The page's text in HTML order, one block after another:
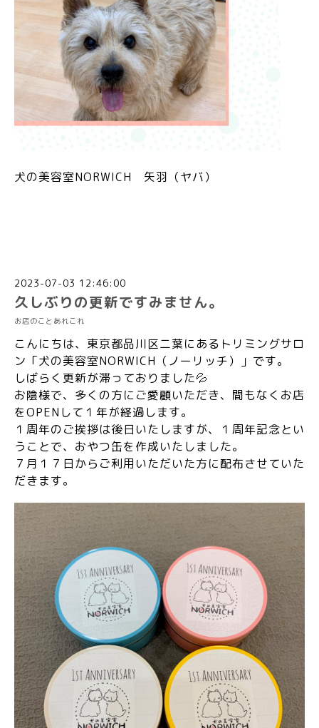
犬の美容室NORWICH 矢羽（ヤバ）
2023-07-03 12:46:00
久しぶりの更新ですみません。
お店のことあれこれ
こんにちは、東京都品川区二葉にあるトリミングサロ
ン「犬の美容室NORWICH（ノーリッチ）」です。
しばらく更新が滞っておりました💦
お陰様で、多くの方にご愛顧いただき、間もなくお店
をOPENして１年が経過します。
１周年のご挨拶は後日いたしますが、１周年記念とい
うことで、おやつ缶を作成いたしました。
７月１７日からご利用いただいた方に配布させていた
だきます。